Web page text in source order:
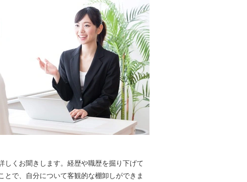
しくお聞きします。経歴や職歴を掘り下げて
で、自分について客観的な棚卸しができま